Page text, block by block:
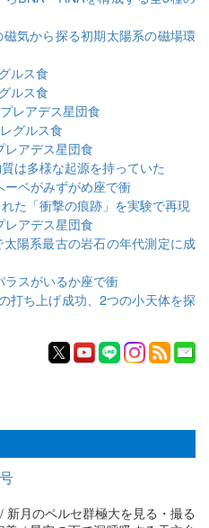
磁気から探る初期太陽系の磁場環
ルス食
ルス食
レアデス星団食
グルス食
アデス星団食
は多様な起源を持っていた
ベがみずがめ座で衝
た「衝撃の痕跡」を実験で再現
アデス星団食
太陽系最古の岩石の年代測定に成
スがいるか座で衝
打ち上げ成功、2つの小天体を探
新月のペルセ群極大を見る・撮る